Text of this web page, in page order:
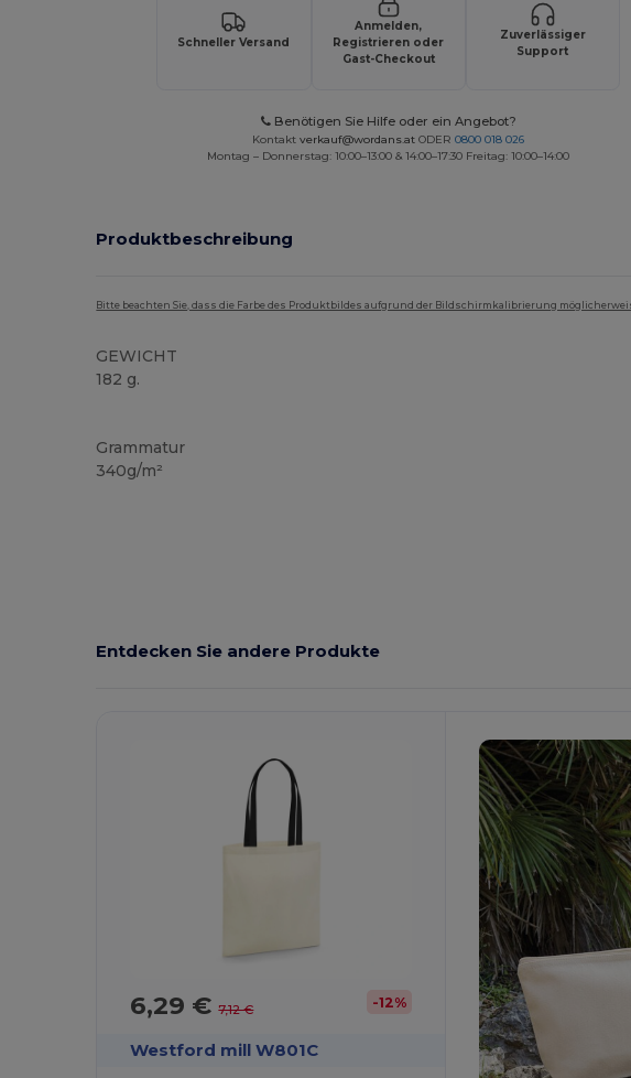
Schneller Versand
Anmelden,
Registrieren oder
Gast-Checkout
Zuverlässiger
Support
Benötigen Sie Hilfe oder ein Angebot?
Kontaktverkauf@wordans.at ODER0800 018 026
Montag – Donnerstag: 10:00–13:00 & 14:00–17:30 Freitag: 10:00–14:00
Produktbeschreibung
Bitte beachten Sie, dass die Farbe des Produktbildes aufgrund der Bildschirmkalibrierung
GEWICHT
182 g.
Grammatur
340g/m²
Entdecken Sie andere Produkte
6,29 €7,12 € -12%
Westford mill W801C